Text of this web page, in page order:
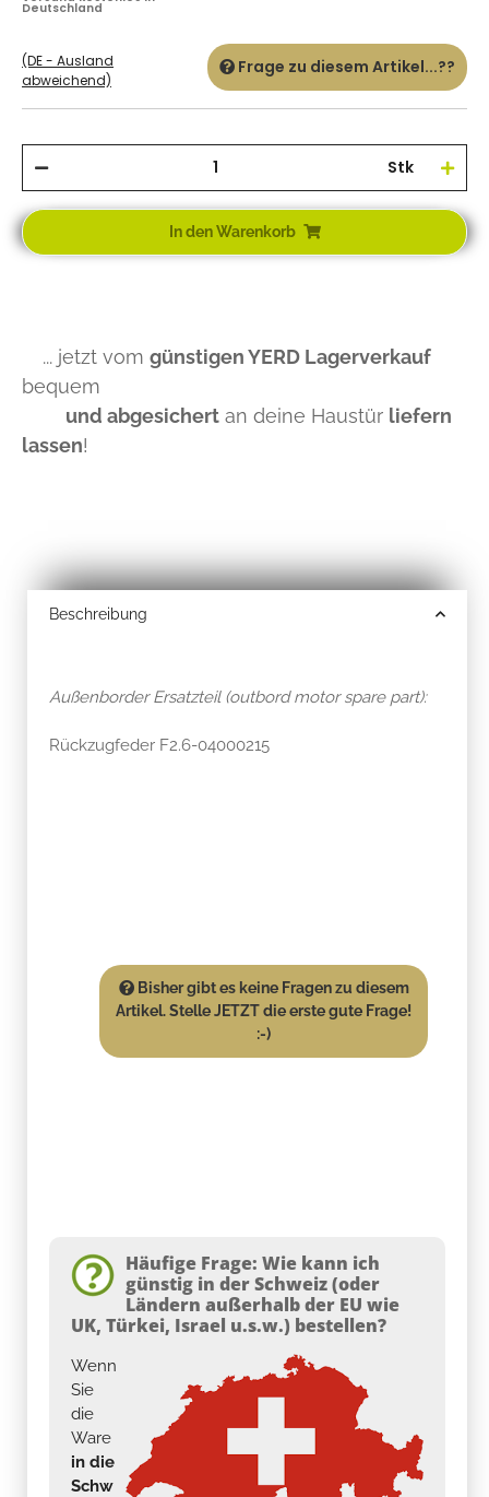
Deutschland
(DE - Ausland
abweichend)
Frage zu diesem Artikel...??
Stk
In den Warenkorb
... jetzt vom günstigen YERD Lagerverkauf
bequem
und abgesichert an deine Haustür liefern
lassen!
Beschreibung
Außenborder Ersatzteil (outbord motor spare part):
Rückzugfeder F2.6-04000215
Bisher gibt es keine Fragen zu diesem
Artikel. Stelle JETZT die erste gute Frage!
:-)
Häufige Frage: Wie kann ich
günstig in der Schweiz (oder
Ländern außerhalb der EU wie
UK, Türkei, Israel u.s.w.) bestellen?
Wenn
Sie
die
Ware
in die
Schw